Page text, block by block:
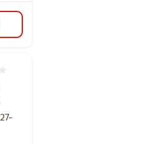
košíka